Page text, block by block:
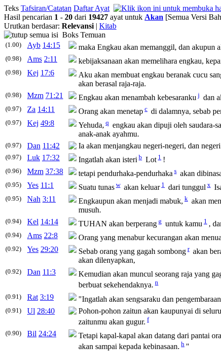
Teks Tafsiran/Catatan Daftar Ayat
Hasil pencarian 1 - 20 dari 19427 ayat untuk Akan [Semua Versi
Urutkan berdasar: Relevansi | Kitab
Boks Temuan
(1.00) Ayb 14:15 maka Engkau akan memanggil, dan akupun
(0.98) Ams 2:11 kebijaksanaan akan memelihara engkau,
(0.98) Kej 17:6 Aku akan membuat engkau beranak cucu
akan berasal raja-raja.
(0.98) Mzm 71:21 Engkau akan menambah kebesaranku j dan
(0.97) Za 14:11 Orang akan menetap c di dalamnya, sebab
(0.97) Kej 49:8 Yehuda, q engkau akan dipuji oleh saudara-
anak-anak ayahmu.
(0.97) Dan 11:42 Ia akan menjangkau negeri-negeri, dan
(0.97) Luk 17:32 Ingatlah akan isteri b Lot 1 !
(0.96) Mzm 37:38 tetapi pendurhaka-pendurhaka s akan
(0.95) Yes 11:1 Suatu tunas w akan keluar 1 dari tunggul x
(0.95) Nah 3:11 Engkaupun akan menjadi mabuk, k akan
musuh.
(0.94) Kel 14:14 TUHAN akan berperang g untuk kamu 1 ,
(0.94) Ams 22:8 Orang yang menabur kecurangan akan
(0.92) Yes 29:20 Sebab orang yang gagah sombong r akan
akan dilenyapkan,
(0.92) Dan 11:3 Kemudian akan muncul seorang raja yang
berbuat sekehendaknya. n
(0.91)
Rat 3:19 "Ingatlah akan sengsaraku dan
(0.91) Ul 28:40 Pohon-pohon zaitun akan kaupunyai di
zaitunmu akan gugur. f
(0.90)
Bil 24:24 Tetapi kapal-kapal akan datang dari pantai
akan sampai kepada kebinasaan. h "